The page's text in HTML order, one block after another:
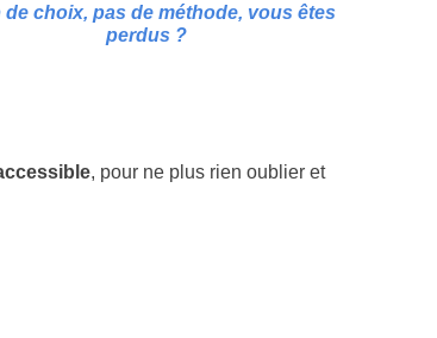
de choix, pas de méthode, vous êtes
perdus ?
, pour ne plus rien oublier et